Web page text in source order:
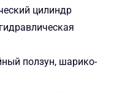
цилиндр
ползун, шарико-